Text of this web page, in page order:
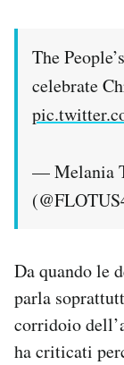
The
celebrate
— Melania
Da quando le
parla
corridoio
ha criticati